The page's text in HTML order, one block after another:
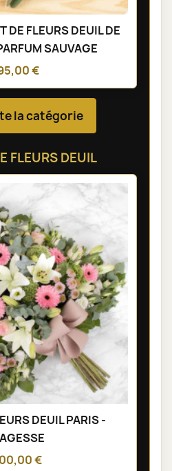
DE FLEURS DEUIL DE
SAUVAGE
€
la catégorie
FLEURS DEUIL
DEUIL PARIS -
€